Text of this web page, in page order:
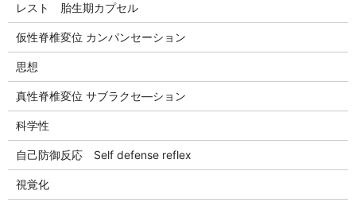
レスト 胎生期カプセル
仮性脊椎変位 カンパンセーション
思想
真性脊椎変位 サブラクセ―ション
科学性
自己防御反応 Self defense reflex
視覚化